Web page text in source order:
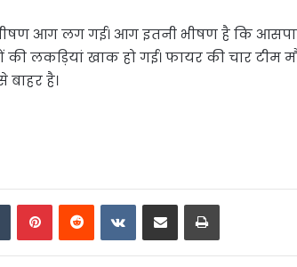
भीषण आग लग गई। आग इतनी भीषण है कि
लकड़ियां खाक हो गई। फायर की चार टीम
है।
TumblrPinterestReddit VKontakte
Share via Email Print